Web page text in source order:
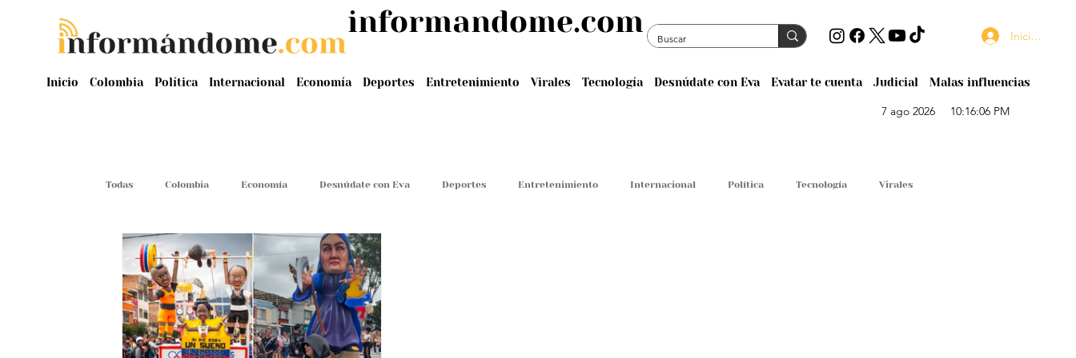
Inicio Colombia Política Internacional Economía Deportes Entretenimiento Virales Tecnología Desnúdate con Eva Evatar te cuenta Judicial Malas influencias
Iniciar sesión
7 ago 2026 10:16:06 PM
informandome.com
Todas Colombia Economía Desnúdate con Eva Deportes Entretenimiento Internacional Política Tecnología Virales
Judiciales Malas Influencias